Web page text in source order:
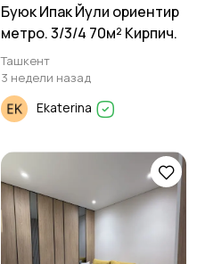
Буюк Ипак Йули ориентир
метро. 3/3/4 70м² Кирпич.
Ташкент
3 недели назад
Ekaterina